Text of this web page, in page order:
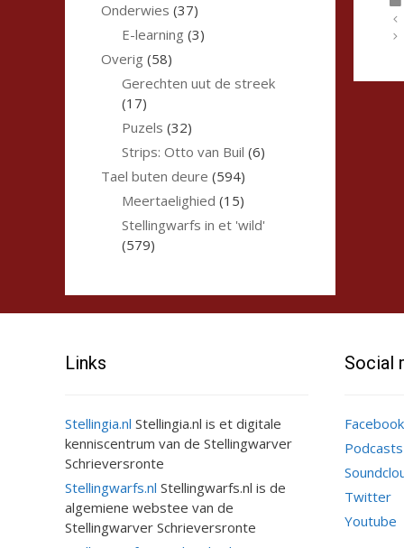
Onderwies (37)
E-learning (3)
Overig (58)
Gerechten uut de streek
(17)
Puzels (32)
Strips: Otto van Buil (6)
Tael buten deure (594)
Meertaelighied (15)
Stellingwarfs in et 'wild'
(579)
Links
Stellingia.nl Stellingia.nl is et digitale
kenniscentrum van de Stellingwarver
Schrieversronte
Stellingwarfs.nl Stellingwarfs.nl is de
algemiene webstee van de
Stellingwarver Schrieversronte
Social
Facebook
Podcasts
Twitter
Youtube